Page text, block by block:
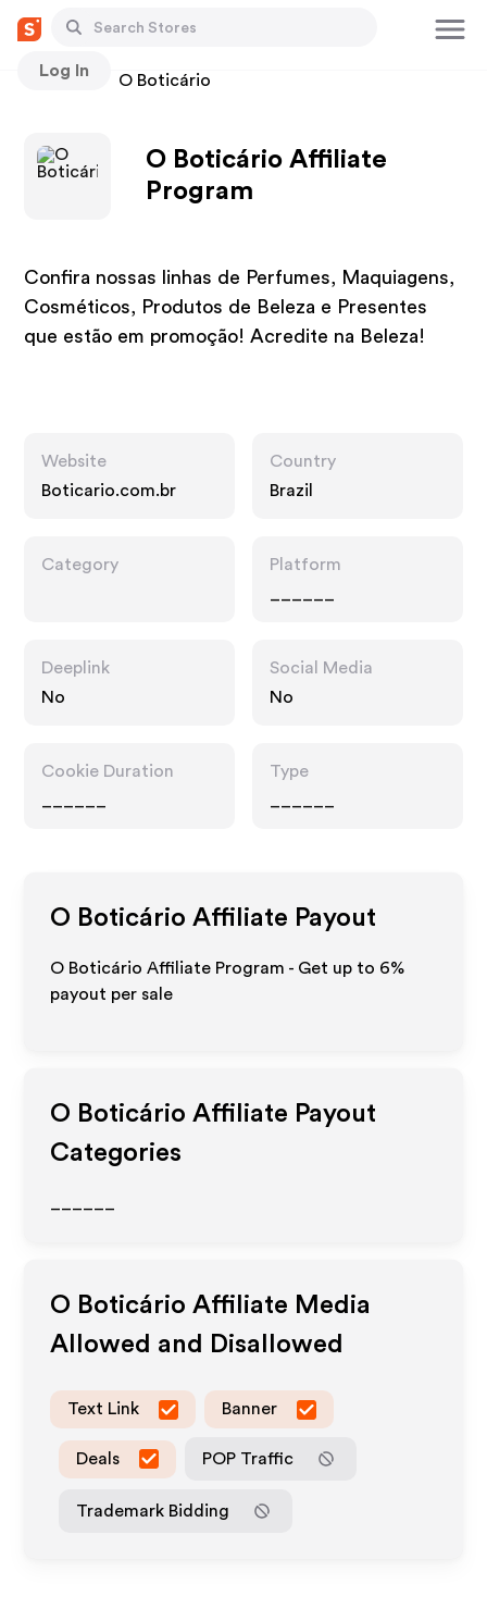
Log In
Stores O Boticário
O Boticário Affiliate
Program
Confira nossas linhas de Perfumes, Maquiagens,
Cosméticos, Produtos de Beleza e Presentes
que estão em promoção! Acredite na Beleza!
Website
Boticario.com.br
Country
Brazil
Category
Platform
Deeplink
No
Social Media
No
Cookie Duration
Type
O Boticário Affiliate Payout
O Boticário Affiliate Program - Get up to 6%
payout per sale
O Boticário Affiliate Payout
Categories
O Boticário Affiliate Media
Allowed and Disallowed
Text Link Banner
Deals POP Traffic
Trademark Bidding